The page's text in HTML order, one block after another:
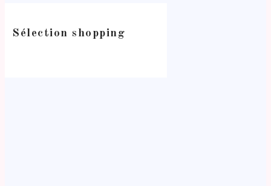
Sélection shopping